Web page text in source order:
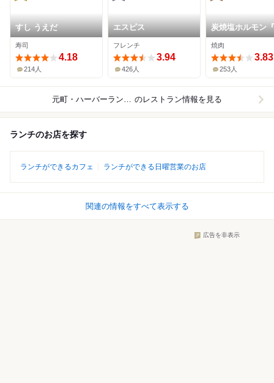
すし うえだ
寿司
4.18
214人
エスピス
フレンチ
3.94
426人
炭焼塩ホルモン
神戸酒場
焼肉
3.83
253人
元町・ハーバーランド周辺 のレストラン情報を見る
ランチのお店を探す
ランチができるカフェ ランチができる日曜営業のお店
関連の情報をすべて表示する
広告を非表示